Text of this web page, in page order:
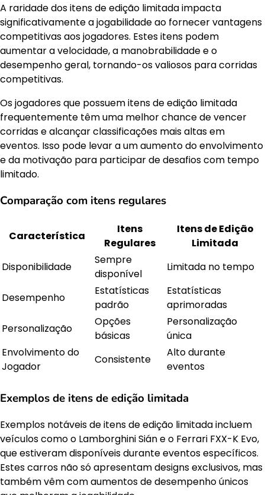
A raridade dos itens de edição limitada impacta
significativamente a jogabilidade ao fornecer vantagens
competitivas aos jogadores. Estes itens podem
aumentar a velocidade, a manobrabilidade e o
desempenho geral, tornando-os valiosos para corridas
competitivas.
Os jogadores que possuem itens de edição limitada
frequentemente têm uma melhor chance de vencer
corridas e alcançar classificações mais altas em
eventos. Isso pode levar a um aumento do envolvimento
e da motivação para participar de desafios com tempo
limitado.
Comparação com itens regulares
Característica
Itens
Regulares
Itens de Edição
Limitada
Disponibilidade
Sempre
disponível
Limitada no tempo
Desempenho
Estatísticas
padrão
Estatísticas
aprimoradas
Personalização
Opções
básicas
Personalização
única
Envolvimento do
Jogador
Consistente
Alto durante
eventos
Exemplos de itens de edição limitada
Exemplos notáveis de itens de edição limitada incluem
veículos como o Lamborghini Sián e o Ferrari FXX-K Evo,
que estiveram disponíveis durante eventos específicos.
Estes carros não só apresentam designs exclusivos, mas
também vêm com aumentos de desempenho únicos